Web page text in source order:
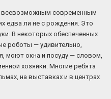
всевозможным современным
едва ли не с рождения. Это
В некоторых обеспеченных
роботы — удивительно,
моют окна и посуду — словом,
хозяйки. Многие ребята
на выставках и в центрах